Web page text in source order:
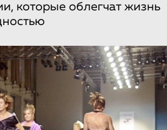
которые облегчат жизнь